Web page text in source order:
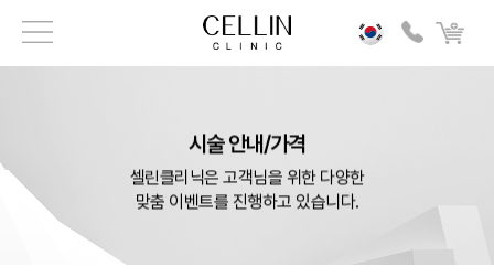
시술 안내/가격
셀린클리닉은 고객님을 위한 다양한
맞춤 이벤트를 진행하고 있습니다.